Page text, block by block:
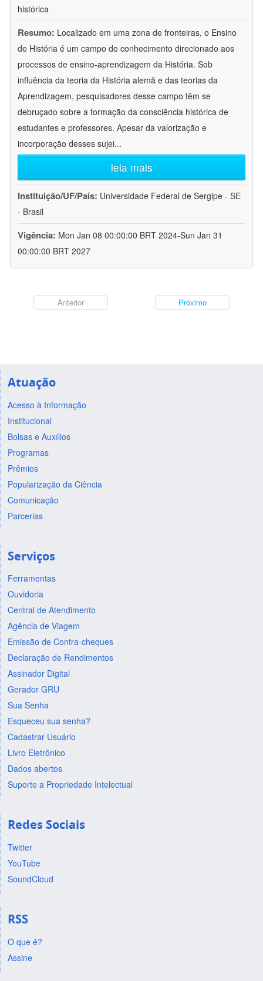
histórica
Resumo: Localizado em uma zona de fronteiras, o Ensino
de História é um campo do conhecimento direcionado aos
processos de ensino-aprendizagem da História. Sob
influência da teoria da História alemã e das teorias da
Aprendizagem, pesquisadores desse campo têm se
debruçado sobre a formação da consciência histórica de
estudantes e professores. Apesar da valorização e
incorporação desses sujei...
leia mais
Instituição/UF/País: Universidade Federal de Sergipe - SE
- Brasil
Vigência: Mon Jan 08 00:00:00 BRT 2024-Sun Jan 31
00:00:00 BRT 2027
Anterior Próximo
Atuação
Acesso à Informação
Institucional
Bolsas e Auxílios
Programas
Prêmios
Popularização da Ciência
Comunicação
Parcerias
Serviços
Ferramentas
Ouvidoria
Central de Atendimento
Agência de Viagem
Emissão de Contra-cheques
Declaração de Rendimentos
Assinador Digital
Gerador GRU
Sua Senha
Esqueceu sua senha?
Cadastrar Usuário
Livro Eletrônico
Dados abertos
Suporte a Propriedade Intelectual
Redes Sociais
Twitter
YouTube
SoundCloud
RSS
O que é?
Assine